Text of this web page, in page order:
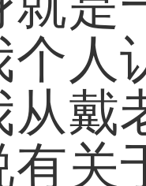
个
从戴
有关